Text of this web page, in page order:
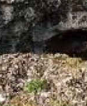
Policy
conditions
Blog